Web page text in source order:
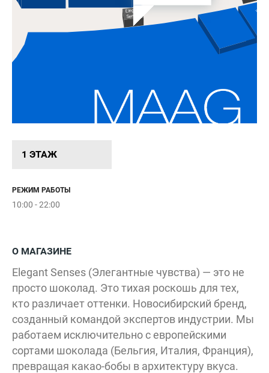
1 ЭТАЖ
РЕЖИМ РАБОТЫ
10:00 - 22:00
Elegant
Senses
О МАГАЗИНЕ
Elegant Senses (Элегантные чувства) — это не
просто шоколад. Это тихая роскошь для тех,
кто различает оттенки. Новосибирский бренд,
созданный командой экспертов индустрии. Мы
работаем исключительно с европейскими
сортами шоколада (Бельгия, Италия, Франция),
превращая какао-бобы в архитектуру вкуса.